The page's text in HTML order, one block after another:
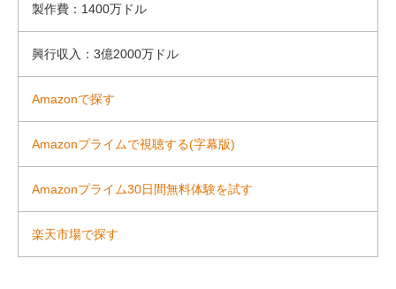
製作費：1400万ドル
興行収入：3億2000万ドル
Amazonで探す
Amazonプライムで視聴する(字幕版)
Amazonプライム30日間無料体験を試す
楽天市場で探す